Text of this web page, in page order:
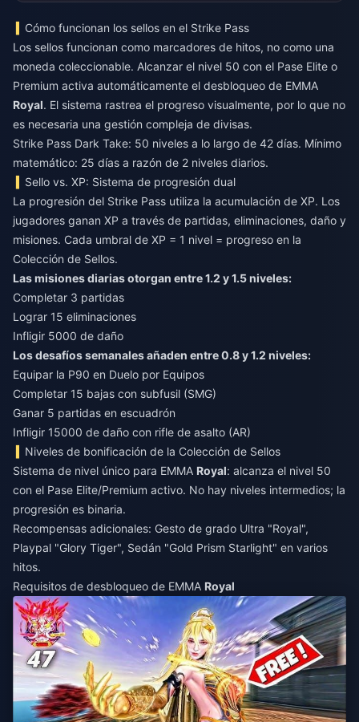
Cómo funcionan los sellos en el Strike Pass
Los sellos funcionan como marcadores de hitos, no como una
moneda coleccionable. Alcanzar el nivel 50 con el Pase Elite o
Premium activa automáticamente el desbloqueo de EMMA
Royal. El sistema rastrea el progreso visualmente, por lo que no
es necesaria una gestión compleja de divisas.
Strike Pass Dark Take: 50 niveles a lo largo de 42 días. Mínimo
matemático: 25 días a razón de 2 niveles diarios.
Sello vs. XP: Sistema de progresión dual
La progresión del Strike Pass utiliza la acumulación de XP. Los
jugadores ganan XP a través de partidas, eliminaciones, daño y
misiones. Cada umbral de XP = 1 nivel = progreso en la
Colección de Sellos.
Las misiones diarias otorgan entre 1.2 y 1.5 niveles:
Completar 3 partidas
Lograr 15 eliminaciones
Infligir 5000 de daño
Los desafíos semanales añaden entre 0.8 y 1.2 niveles:
Equipar la P90 en Duelo por Equipos
Completar 15 bajas con subfusil (SMG)
Ganar 5 partidas en escuadrón
Infligir 15000 de daño con rifle de asalto (AR)
Niveles de bonificación de la Colección de Sellos
Sistema de nivel único para EMMA Royal: alcanza el nivel 50
con el Pase Elite/Premium activo. No hay niveles intermedios; la
progresión es binaria.
Recompensas adicionales: Gesto de grado Ultra "Royal",
Playpal "Glory Tiger", Sedán "Gold Prism Starlight" en varios
hitos.
Requisitos de desbloqueo de EMMA Royal